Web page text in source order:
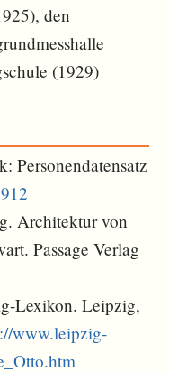
den
(1929)
Personendatensatz
Architektur von
Passage Verlag
Lexikon. Leipzig,
www.leipzig-